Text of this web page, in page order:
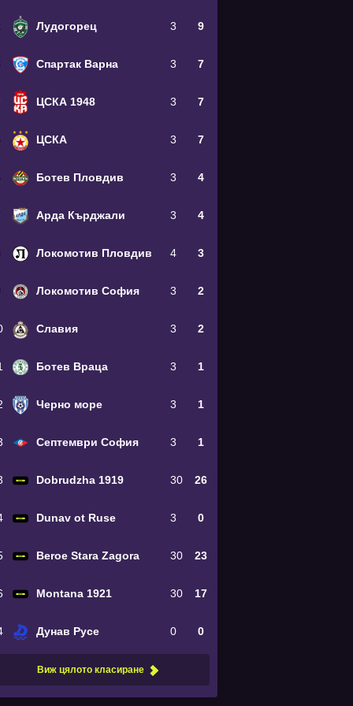
Лудогорец 3 9
Спартак Варна 3 7
ЦСКА 1948 3 7
ЦСКА 3 7
Ботев Пловдив 3 4
Арда Кърджали 3 4
Локомотив Пловдив 4 3
Локомотив София 3 2
Славия 3 2
Ботев Враца 3 1
Черно море 3 1
Септември София 3 1
Dobrudzha 1919 30 26
Dunav ot Ruse 3 0
Beroe Stara Zagora 30 23
Montana 1921 30 17
Дунав Русе 0 0
Виж цялото класиране